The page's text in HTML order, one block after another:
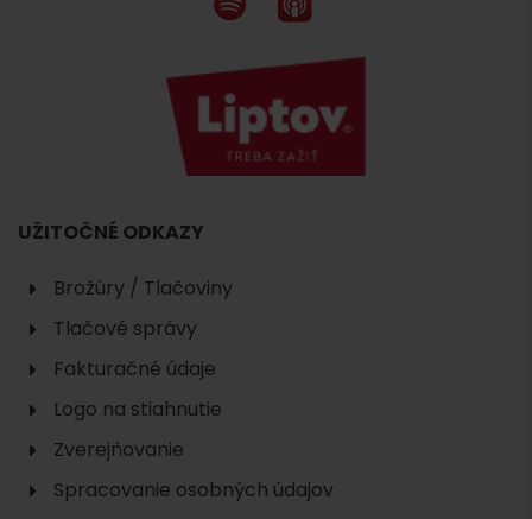
UŽITOČNÉ ODKAZY
Brožúry / Tlačoviny
Tlačové správy
Fakturačné údaje
Logo na stiahnutie
Zverejňovanie
Spracovanie osobných údajov